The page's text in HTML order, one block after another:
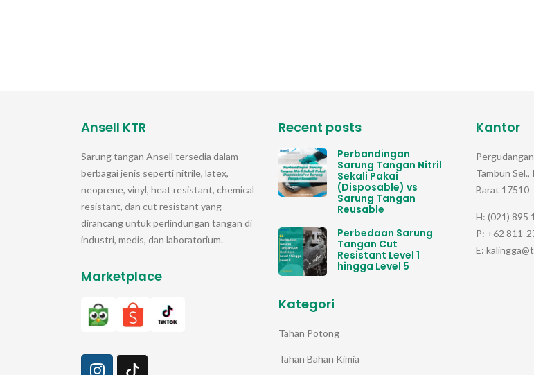
Ansell KTR
Sarung tangan Ansell tersedia dalam
berbagai jenis seperti nitrile, latex,
neoprene, vinyl, heat resistant, chemical
resistant, dan cut resistant yang
dirancang untuk perlindungan tangan di
industri, medis, dan laboratorium.
Marketplace
Recent posts
Perbandingan
Sarung Tangan Nitril
Sekali Pakai
(Disposable) vs
Sarung Tangan
Reusable
Perbedaan Sarung
Tangan Cut
Resistant Level 1
hingga Level 5
Kategori
Tahan Potong
Tahan Bahan Kimia
Kantor
Tambun
Barat 17510
H: (021) 895
P: +62 811-
E: